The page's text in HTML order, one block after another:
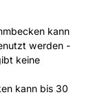
kann
werden -
keine
kann bis 30